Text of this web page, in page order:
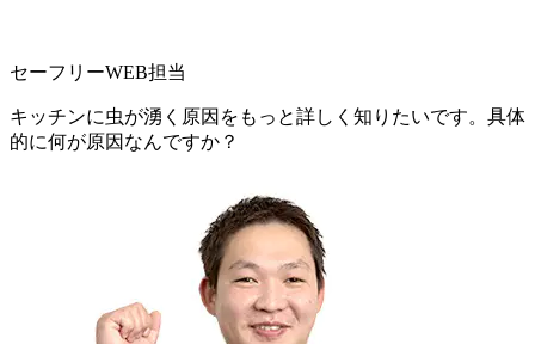
セーフリーWEB担当
キッチンに虫が湧く原因をもっと詳しく知りたいです。具体
的に何が原因なんですか？